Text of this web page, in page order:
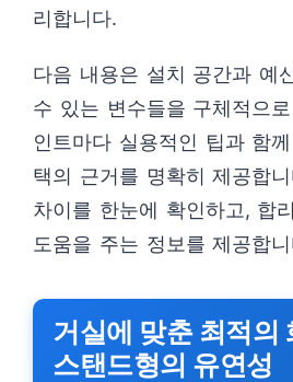
리합니다.
다음 내용은 설치 공간과 예
수 있는 변수들을 구체적으
인트마다 실용적인 팁과 함
택의 근거를 명확히 제공합
차이를 한눈에 확인하고, 합
도움을 주는 정보를 제공합
거실에 맞춘 최적의
스탠드형의 유연성